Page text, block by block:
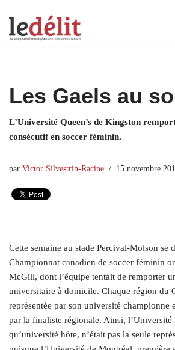
Aller
Les Gaels au
L’Université Queen’s de Kingston
consécutif en soccer féminin.
par Victor Silvestrin-Racine 15 novembre
Cette semaine au stade Percival-Molson se
Championnat canadien de soccer féminin
McGill, dont l’équipe tentait de remporter
universitaire à domicile. Chaque région du
représentée par son université championne
par la finaliste régionale. Ainsi,
qu’université hôte, n’était pas la seule